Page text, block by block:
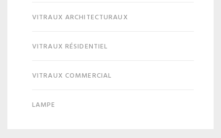
VITRAUX ARCHITECTURAUX
VITRAUX RÉSIDENTIEL
VITRAUX COMMERCIAL
LAMPE